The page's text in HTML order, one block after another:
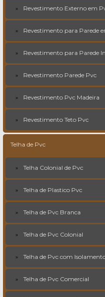
Revestimento Externo em
Revestimento para Parede
Revestimento para Parede
Revestimento Parede Pvc
Revestimento Pvc Madeira
Revestimento Teto Pvc
Telha de Pvc
Telha Colonial de Pvc
Telha de Plastico Pvc
Telha de Pvc Branca
Telha de Pvc Colonial
Telha de Pvc com
Telha de Pvc Comercial